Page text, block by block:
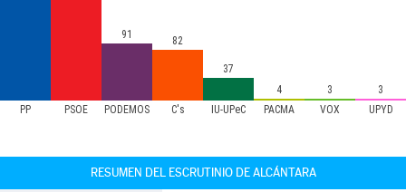
PP PSOE PODEMOS C's IU-UPeC PACMA VOX UPYD
91 82
37
4
3 3
RESUMEN DEL ESCRUTINIO DE ALCÁNTARA